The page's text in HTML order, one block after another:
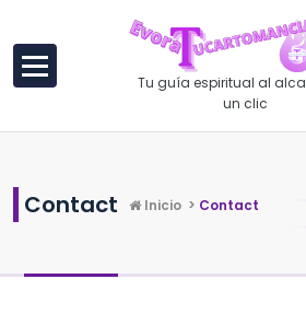
Tu guía espiritual al
un clic
Contact Inicio > Contact